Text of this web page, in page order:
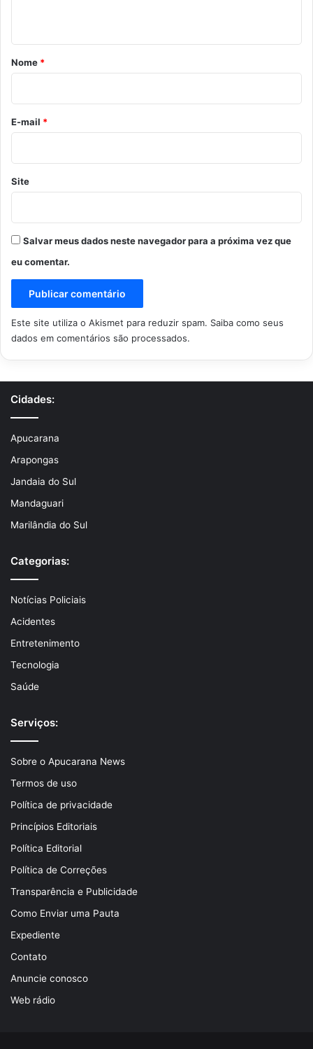
r
o
*
Nome *
E-mail *
Site
Salvar meus dados neste navegador para a próxima vez que
eu comentar.
Este site utiliza o Akismet para reduzir spam. Saiba como seus
dados em comentários são processados.
Cidades:
Apucarana
Arapongas
Jandaia do Sul
Mandaguari
Marilândia do Sul
Categorias:
Notícias Policiais
Acidentes
Entretenimento
Tecnologia
Saúde
Serviços:
Sobre o Apucarana News
Termos de uso
Política de privacidade
Princípios Editoriais
Política Editorial
Política de Correções
Transparência e Publicidade
Como Enviar uma Pauta
Expediente
Contato
Anuncie conosco
Web rádio